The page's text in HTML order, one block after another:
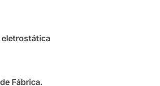
Fábrica.